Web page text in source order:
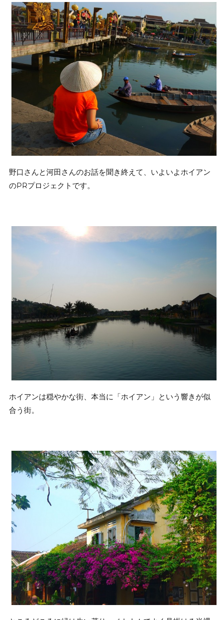
野口さんと河田さんのお話を聞き終えて、いよいよホイアン
のPRプロジェクトです。
ホイアンは穏やかな街、本当に「ホイアン」という響きが似
合う街。